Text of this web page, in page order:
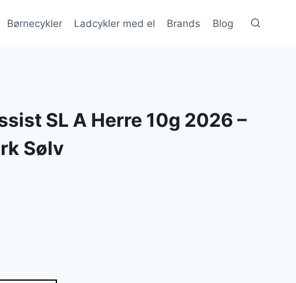
Børnecykler Ladcykler med el Brands Blog
SL A Herre 10g 2026 –
Sølv